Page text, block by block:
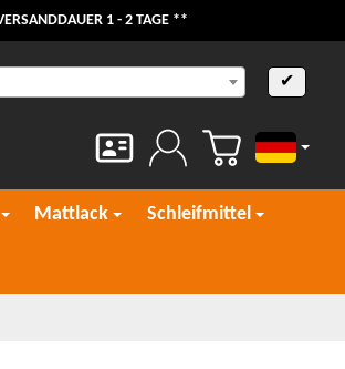
1 - 2 TAGE **
✔
Deutsch
Mattlack Schleifmittel